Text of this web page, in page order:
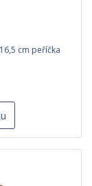
cm peříčka